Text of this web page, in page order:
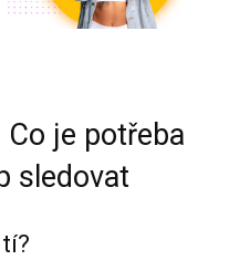
je potřeba
sledovat